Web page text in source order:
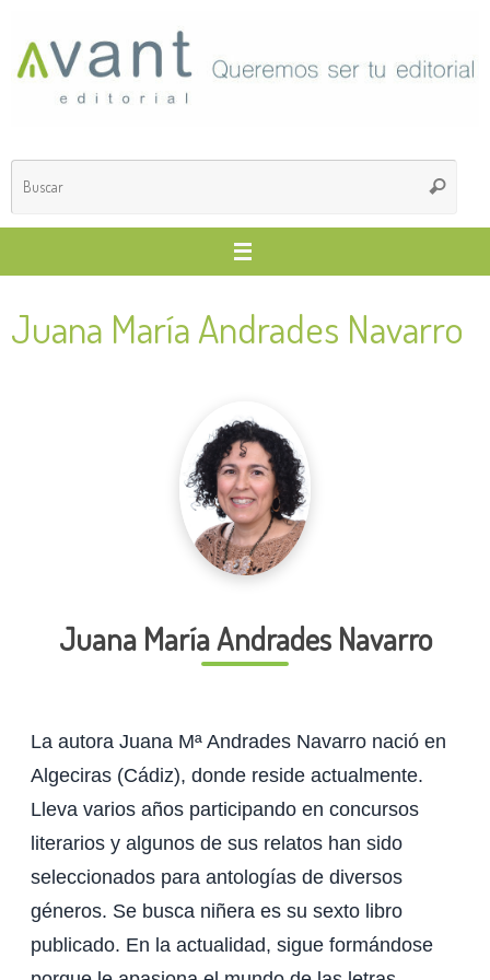
contenido
Buscar
Juana María Andrades Navarro
Juana María Andrades Navarro
La autora Juana Mª Andrades Navarro nació en
Algeciras (Cádiz), donde reside actualmente.
Lleva varios años participando en concursos
literarios y algunos de sus relatos han sido
seleccionados para antologías de diversos
géneros. Se busca niñera es su sexto libro
publicado. En la actualidad, sigue formándose